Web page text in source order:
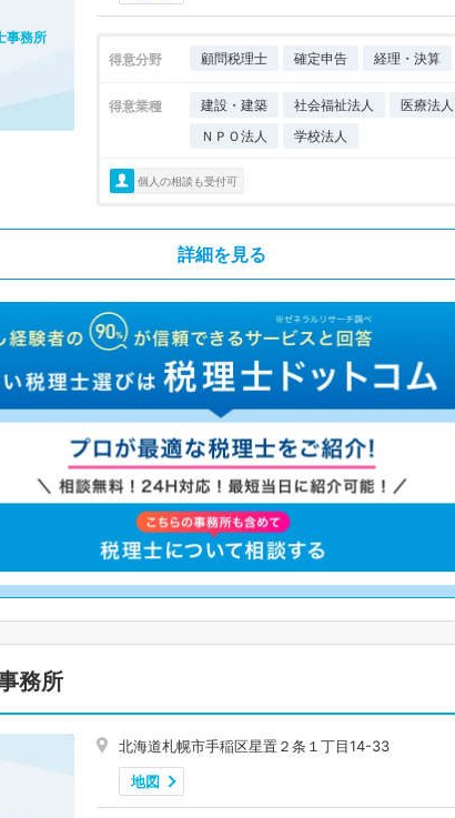
得意分野 顧問税理士 確定申告 経理・決算
得意業種 建設・建築 社会福祉法人
医療法人
ＮＰＯ法人
学校法人
個人の相談も受付可
事務所
詳細を見る
務所
北海道札幌市手稲区星置２条１丁目14-33
地図